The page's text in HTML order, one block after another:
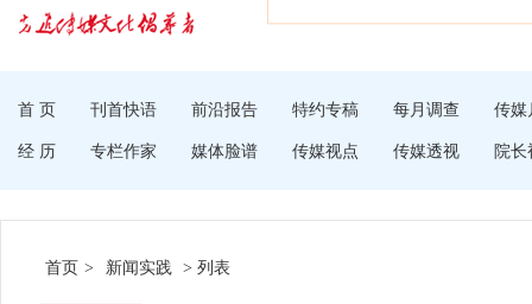
首 页 刊首快语 前沿报告 特约专稿 每月调查 传媒
经 历 专栏作家 媒体脸谱 传媒视点 传媒透视 院长
首页 > 新闻实践 > 列表